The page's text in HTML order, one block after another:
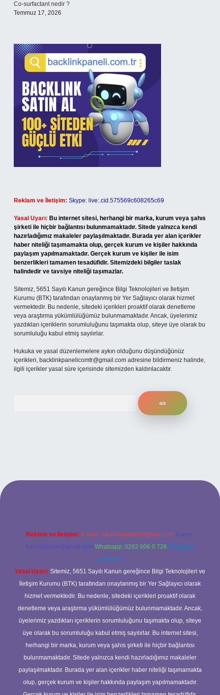
Co-surfactant nedir ?
Temmuz 17, 2026
Reklam ve İletişim: Skype: live:.cid.575569c608265c69
Yasal Uyarı: Bu internet sitesi, herhangi bir marka, kurum veya şahıs
şirketi ile hiçbir bağlantısı bulunmamaktadır. Sitede yalnızca kendi
hazırladığımız makaleler paylaşılmaktadır. Burada yer alan içerikler
haber niteliği taşımamakta olup, gerçek kurum ve kişiler hakkında
paylaşım yapılmamaktadır. Gerçek kurum ve kişiler ile isim
benzerlikleri tamamen tesadüfidir. Sitemizdeki bilgiler taslak
halindedir ve tavsiye niteliği taşımazlar.
Sitemiz, 5651 Sayılı Kanun gereğince Bilgi Teknolojileri ve İletişim
Kurumu (BTK) tarafından onaylanmış bir Yer Sağlayıcı olarak hizmet
vermektedir. Bu nedenle, sitedeki içerikleri proaktif olarak denetleme
veya araştırma yükümlülüğümüz bulunmamaktadır. Ancak, üyelerimiz
yazdıkları içeriklerin sorumluluğunu taşımakta olup, siteye üye olarak bu
sorumluluğu kabul etmiş sayılırlar.
Hukuka ve yasal düzenlemelere aykırı olduğunu düşündüğünüz
içerikleri, backlinkpanelicomtr@gmail.com adresine bildirmeniz halinde,
ilgili içerikler yasal süre içerisinde sitemizden kaldırılacaktır.
giriş
Reklam ve İletişim: E-mail: backlinkpaneli@gmail.com Teams:
forumhizmeti@gmail.com Whatsapp: 0262 606 0 726 Telegram:
@karabul
Yasal Uyarı: Sitemiz, 5651 Sayılı Kanun gereğince Bilgi Teknolojileri ve
İletişim Kurumu (BTK) tarafından onaylanmış bir Yer Sağlayıcı olarak
hizmet vermektedir. Bu nedenle, sitedeki içerikleri proaktif olarak
denetleme veya araştırma yükümlülüğümüz bulunmamaktadır. Ancak,
üyelerimiz yazdıkları içeriklerin sorumluluğunu taşımakta olup, siteye
üye olarak bu sorumluluğu kabul etmiş sayılırlar. Bu internet sitesi,
herhangi bir marka, kurum veya şahıs şirketi ile hiçbir bağlantısı
bulunmamaktadır. Sitede yalnızca kendi hazırladığımız makaleler
paylaşılmaktadır. Burada yer alan içerikler haber niteliği taşımamakta
olup, gerçek kurum ve kişiler hakkında paylaşım yapılmamaktadır.